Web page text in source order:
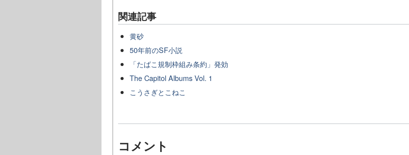
関連記事
黄砂
50年前のSF小説
「たばこ規制枠組み条約」発効
The Capitol Albums Vol. 1
こうさぎとこねこ
コメント